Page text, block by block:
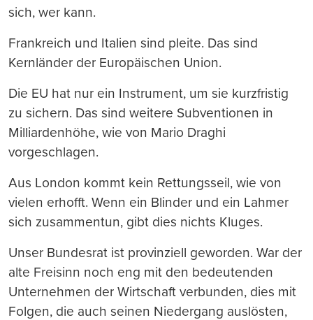
sich, wer kann.
Frankreich und Italien sind pleite. Das sind
Kernländer der Europäischen Union.
Die EU hat nur ein Instrument, um sie kurzfristig
zu sichern. Das sind weitere Subventionen in
Milliardenhöhe, wie von Mario Draghi
vorgeschlagen.
Aus London kommt kein Rettungsseil, wie von
vielen erhofft. Wenn ein Blinder und ein Lahmer
sich zusammentun, gibt dies nichts Kluges.
Unser Bundesrat ist provinziell geworden. War der
alte Freisinn noch eng mit den bedeutenden
Unternehmen der Wirtschaft verbunden, dies mit
Folgen, die auch seinen Niedergang auslösten,